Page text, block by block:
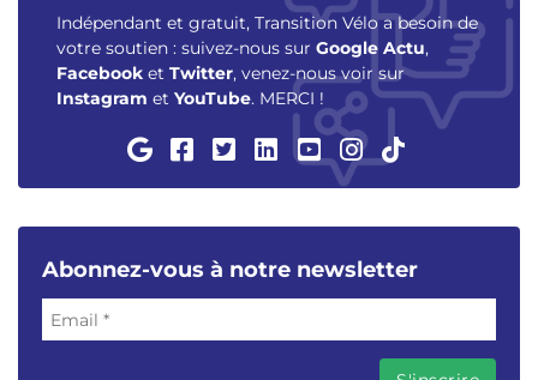
Indépendant et gratuit, Transition Vélo a besoin de
votre soutien : suivez-nous sur Google Actu,
Facebook et Twitter, venez-nous voir sur
Instagram et YouTube. MERCI !
Abonnez-vous à notre newsletter